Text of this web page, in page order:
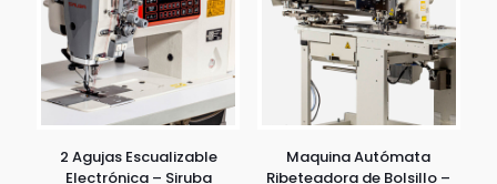
2 Agujas Escualizable
Electrónica – Siruba
Maquina Autómata
Ribeteadora de Bolsillo –